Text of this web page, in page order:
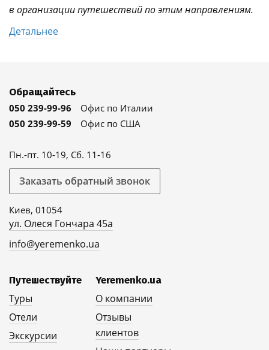
в организации путешествий по этим направлениям.
Детальнее
Обращайтесь
050 239-99-96
Офис по Италии
050 239-99-59
Офис по США
Пн.-пт. 10-19, Сб. 11-16
Заказать обратный звонок
Киев, 01054
ул. Олеся Гончара 45а
info@yeremenko.ua
Путешествуйте
Туры
Отели
Экскурсии
Yeremenko.ua
О компании
Отзывы
клиентов